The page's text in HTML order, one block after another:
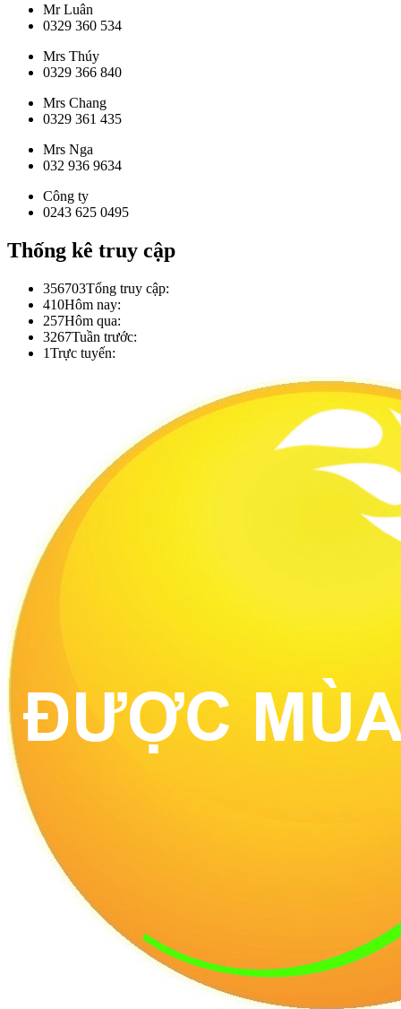
Mr Luân
0329 360 534
Mrs Thúy
0329 366 840
Mrs Chang
0329 361 435
Mrs Nga
032 936 9634
Công ty
0243 625 0495
Thống kê truy cập
356703Tổng truy cập:
410Hôm nay:
257Hôm qua:
3267Tuần trước:
1Trực tuyến: